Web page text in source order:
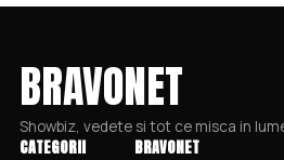
BRAVONET
Showbiz, vedete si tot ce misca in
CATEGORII BRAVONET